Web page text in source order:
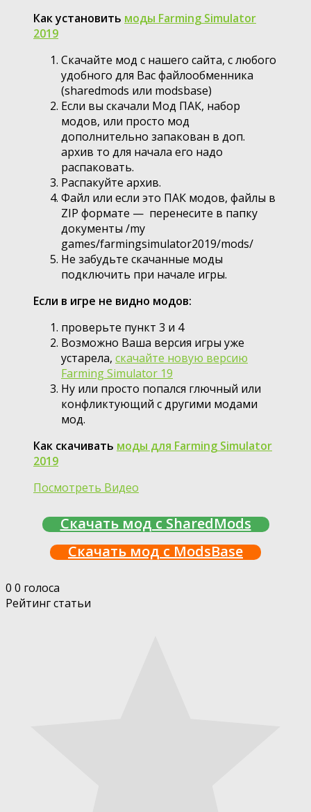
Как установить моды Farming Simulator
2019
Скачайте мод с нашего сайта, с любого
удобного для Вас файлообменника
(sharedmods или modsbase)
Если вы скачали Мод ПАК, набор
модов, или просто мод
дополнительно запакован в доп.
архив то для начала его надо
распаковать.
Распакуйте архив.
Файл или если это ПАК модов, файлы в
ZIP формате — перенесите в папку
документы /my
games/farmingsimulator2019/mods/
Не забудьте скачанные моды
подключить при начале игры.
Если в игре не видно модов:
проверьте пункт 3 и 4
Возможно Ваша версия игры уже
устарела, скачайте новую версию
Farming Simulator 19
Ну или просто попался глючный или
конфликтующий с другими модами
мод.
Как скачивать моды для Farming Simulator
2019
Посмотреть Видео
Скачать мод с SharedMods
Скачать мод с ModsBase
0 0 голоса
Рейтинг статьи